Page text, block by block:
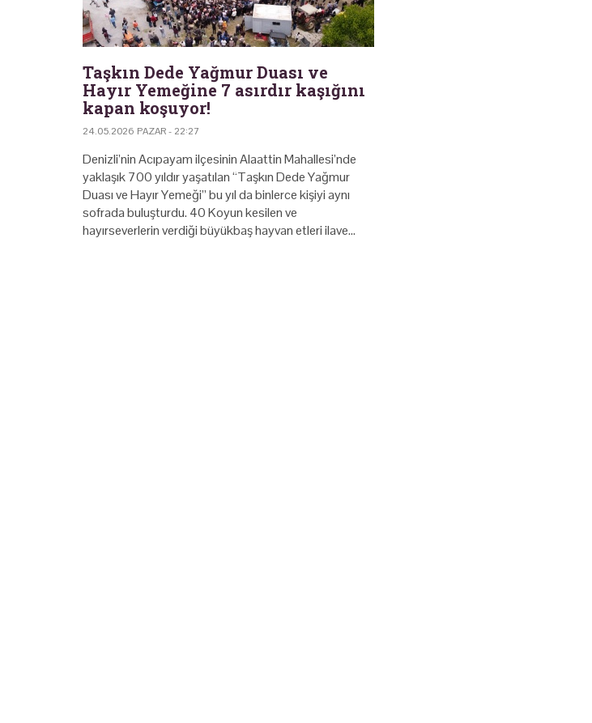
Taşkın Dede Yağmur Duası ve
Hayır Yemeğine 7 asırdır kaşığını
kapan koşuyor!
24.05.2026 PAZAR - 22:27
Denizli’nin Acıpayam ilçesinin Alaattin Mahallesi’nde
yaklaşık 700 yıldır yaşatılan “Taşkın Dede Yağmur
Duası ve Hayır Yemeği” bu yıl da binlerce kişiyi aynı
sofrada buluşturdu. 40 Koyun kesilen ve
hayırseverlerin verdiği büyükbaş hayvan etleri ilave…